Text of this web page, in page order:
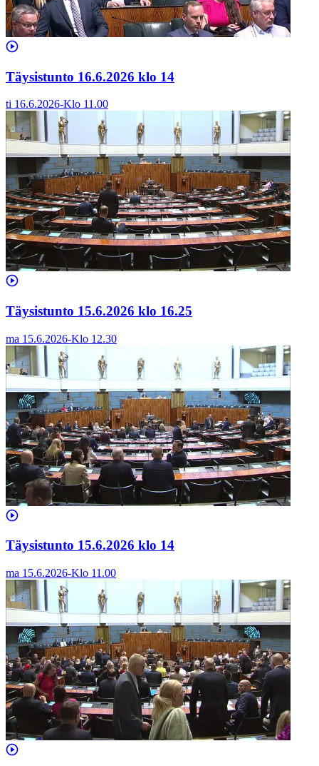
Täysistunto 16.6.2026 klo 14
ti 16.6.2026-Klo 11.00
Täysistunto 15.6.2026 klo 16.25
ma 15.6.2026-Klo 12.30
Täysistunto 15.6.2026 klo 14
ma 15.6.2026-Klo 11.00